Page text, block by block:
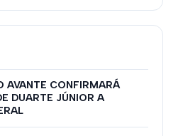
AVANTE CONFIRMARÁ
DUARTE JÚNIOR A